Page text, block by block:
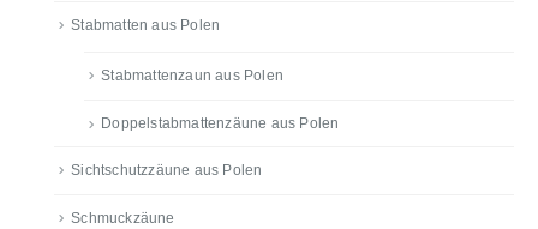
Stabmatten aus Polen
Stabmattenzaun aus Polen
Doppelstabmattenzäune aus Polen
Sichtschutzzäune aus Polen
Schmuckzäune